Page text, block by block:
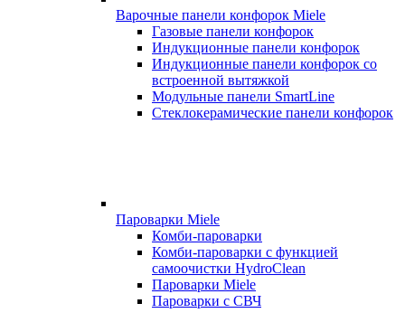
Варочные панели конфорок Miele
Газовые панели конфорок
Индукционные панели конфорок
Индукционные панели конфорок со
встроенной вытяжкой
Модульные панели SmartLine
Стеклокерамические панели конфорок
Пароварки Miele
Комби-пароварки
Комби-пароварки с функцией
самоочистки HydroClean
Пароварки Miele
Пароварки с СВЧ